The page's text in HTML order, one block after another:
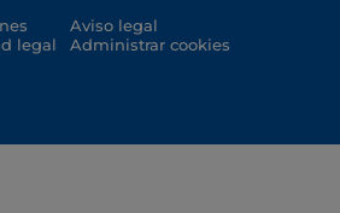
legal
Aviso legal
Administrar cookies